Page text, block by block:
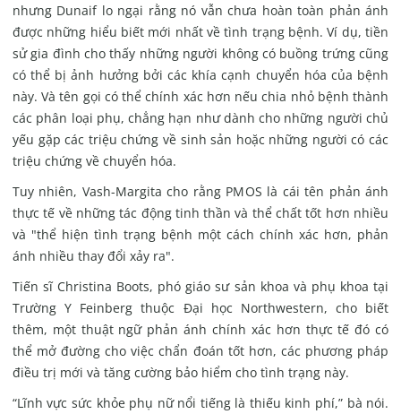
nhưng Dunaif lo ngại rằng nó vẫn chưa hoàn toàn phản ánh
được những hiểu biết mới nhất về tình trạng bệnh. Ví dụ, tiền
sử gia đình cho thấy những người không có buồng trứngcũng
có thể bị ảnh hưởng bởi các khía cạnh chuyển hóa của bệnh
này. Và tên gọi có thể chính xác hơn nếu chia nhỏ bệnh thành
các phân loại phụ, chẳng hạn như dành cho những người chủ
yếu gặp các triệu chứng về sinh sản hoặc những người có các
triệu chứng về chuyển hóa.
Tuy nhiên, Vash-Margita cho rằng PMOS là cái tên phản ánh
thực tế về những tác động tinh thần và thể chất tốt hơn nhiều
và "thể hiện tình trạng bệnh một cách chính xác hơn, phản
ánh nhiều thay đổi xảy ra".
Tiến sĩ Christina Boots, phó giáo sư sản khoa và phụ khoa tại
Trường Y Feinberg thuộc Đại học Northwestern, cho biết
thêm, một thuật ngữ phản ánh chính xác hơn thực tế đó có
thể mở đường cho việc chẩn đoán tốt hơn, các phương pháp
điều trị mới và tăng cường bảo hiểm cho tình trạng này.
“Lĩnh vực sức khỏe phụ nữ nổi tiếng là thiếu kinh phí,” bà nói.